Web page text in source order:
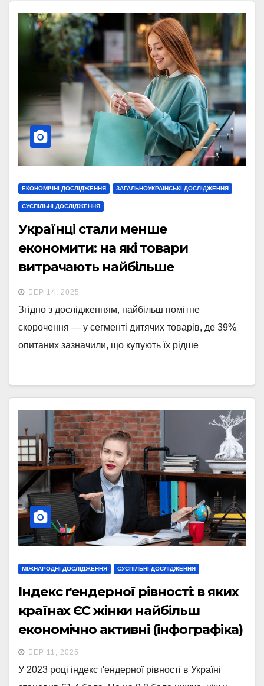
ЕКОНОМІЧНІ ДОСЛІДЖЕННЯ ЗАГАЛЬНОУКРАЇНСЬКІ ДОСЛІДЖЕННЯ
СУСПІЛЬНІ ДОСЛІДЖЕННЯ
Українці стали менше
економити: на які товари
витрачають найбільше
(інфографіка)
БЕР 14, 2025
Згідно з дослідженням, найбільш помітне
скорочення — у сегменті дитячих товарів, де 39%
опитаних зазначили, що купують їх рідше
МІЖНАРОДНІ ДОСЛІДЖЕННЯ СУСПІЛЬНІ ДОСЛІДЖЕННЯ
Індекс ґендерної рівності: в яких
країнах ЄС жінки найбільш
економічно активні (інфографіка)
БЕР 11, 2025
У 2023 році індекс ґендерної рівності в Україні